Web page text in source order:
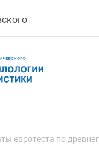
евротеста по